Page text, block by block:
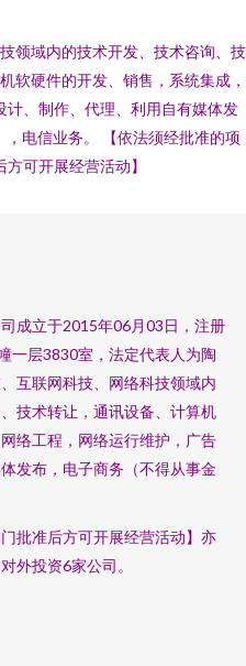
领域内的技术开发、技术咨询、技
软硬件的开发、销售，系统集成，
、制作、代理、利用自有媒体发
电信业务。 【依法须经批准的项
可开展经营活动】
成立于2015年06月03日，注册
一层3830室，法定代表人为陶
互联网科技、网络科技领域内
技术转让，通讯设备、计算机
络工程，网络运行维护，广告
发布，电子商务（不得从事金
批准后方可开展经营活动】亦
外投资6家公司。